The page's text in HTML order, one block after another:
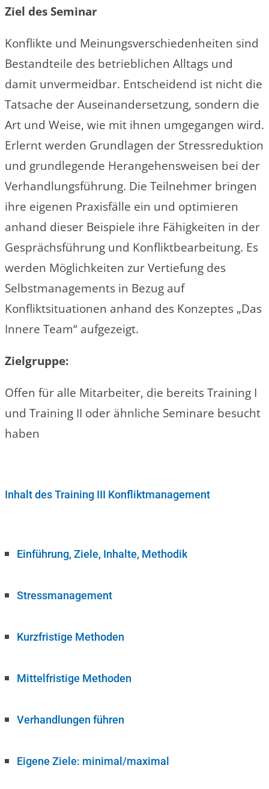
Ziel des Seminar
Konflikte und Meinungsverschiedenheiten sind
Bestandteile des betrieblichen Alltags und
damit unvermeidbar. Entscheidend ist nicht die
Tatsache der Auseinandersetzung, sondern die
Art und Weise, wie mit ihnen umgegangen wird.
Erlernt werden Grundlagen der Stressreduktion
und grundlegende Herangehensweisen bei der
Verhandlungsführung. Die Teilnehmer bringen
ihre eigenen Praxisfälle ein und optimieren
anhand dieser Beispiele ihre Fähigkeiten in der
Gesprächsführung und Konfliktbearbeitung. Es
werden Möglichkeiten zur Vertiefung des
Selbstmanagements in Bezug auf
Konfliktsituationen anhand des Konzeptes „Das
Innere Team“ aufgezeigt.
Zielgruppe:
Offen für alle Mitarbeiter, die bereits Training I
und Training II oder ähnliche Seminare besucht
haben
Inhalt des Training III Konfliktmanagement
Einführung, Ziele, Inhalte, Methodik
Stressmanagement
Kurzfristige Methoden
Mittelfristige Methoden
Verhandlungen führen
Eigene Ziele: minimal/maximal